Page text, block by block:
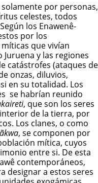
por personas,
celestes, todos
los Enawenê-
por los
que vivían
y las regiones
catástrofes (ataques de
onzas, diluvios,
en su totalidad. Los
se habrían reunido
, que son los seres
de la tierra, por
Los clanes, o como
, se componen por
mítica, cuyos
entre si. De esta
contemporáneos,
designar a estos seres